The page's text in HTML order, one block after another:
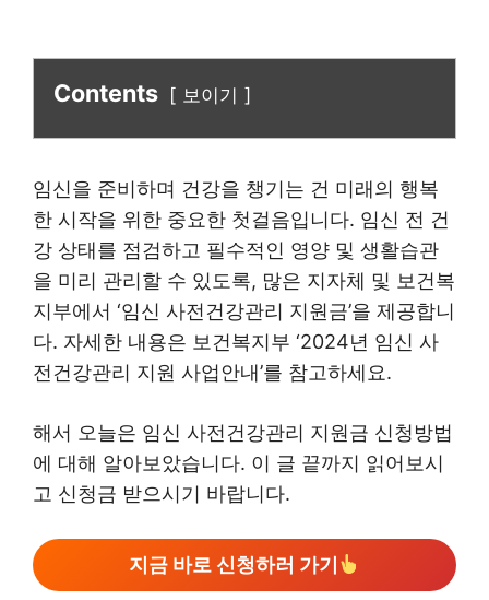
Contents 보이기
임신을 준비하며 건강을 챙기는 건 미래의 행복
한 시작을 위한 중요한 첫걸음입니다. 임신 전 건
강 상태를 점검하고 필수적인 영양 및 생활습관
을 미리 관리할 수 있도록, 많은 지자체 및 보건복
지부에서 ‘임신 사전건강관리 지원금’을 제공합니
다. 자세한 내용은 보건복지부 ‘2024년 임신 사
전건강관리 지원 사업안내’를 참고하세요.
해서 오늘은 임신 사전건강관리 지원금 신청방법
에 대해 알아보았습니다. 이 글 끝까지 읽어보시
고 신청금 받으시기 바랍니다.
지금 바로 신청하러 가기